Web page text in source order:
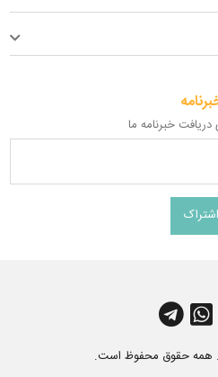
دریافت خبرنامه ما
اشتراک
آپارات
چت واتس اپ
کانال تلگرام